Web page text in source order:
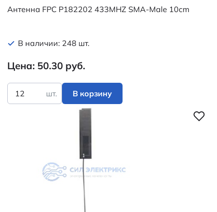
Антенна FPC P182202 433MHZ SMA-Male 10cm
В наличии: 248 шт.
Цена: 50.30 руб.
шт. В корзину